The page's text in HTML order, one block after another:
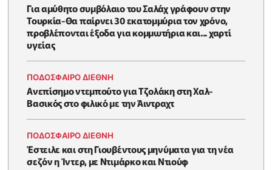
Για αμύθητο συμβόλαιο του Σαλάχ γράφουν στην
Τουρκία-Θα παίρνει 30 εκατομμύρια τον χρόνο,
προβλέπονται έξοδα για κομμωτήρια και... χαρτί
υγείας
ΠΟΔΟΣΦΑΙΡΟ ΔΙΕΘΝΗ
Ανεπίσημο ντεμπούτο για Τζολάκη στη Χαλ-
Βασικός στο φιλικό με την Άιντραχτ
ΠΟΔΟΣΦΑΙΡΟ ΔΙΕΘΝΗ
Έστειλε και στη Γιουβέντους μηνύματα για τη νέα
σεζόν η Ίντερ, με Ντιμάρκο και Ντιούφ